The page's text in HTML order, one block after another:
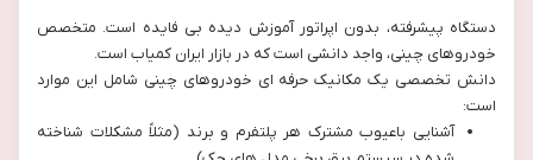
دستگاه پیشرفته، بدون اپراتور آموزش دیده بی فایده است. متخصص
خودروهای چینی، واجد دانشی است که در بازار ایران کمیاب است.
دانش تخصصی یک مکانیک حرفه ای خودروهای چینی شامل این موارد
است:
آشنایی باعیوب مشترک هر پلتفرم و برند (مثلاً مشکلات شناخته